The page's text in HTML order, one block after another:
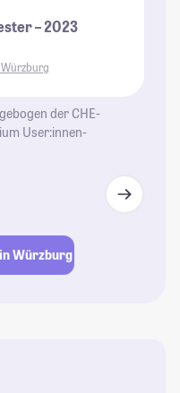
– 2023
der CHE-
User:innen-
Würzburg